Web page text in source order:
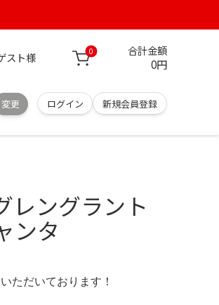
スト様 0 合計金額
0円
変更 ログイン 新規会員登録
レングラント
ンタ
ただいております！